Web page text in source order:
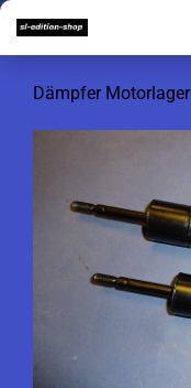
Dämpfer Motorlager